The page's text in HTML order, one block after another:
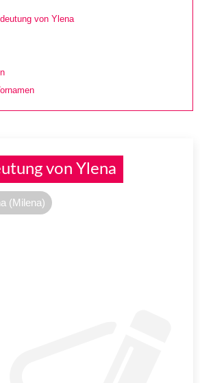
von Ylena
von Ylena
(Milena)